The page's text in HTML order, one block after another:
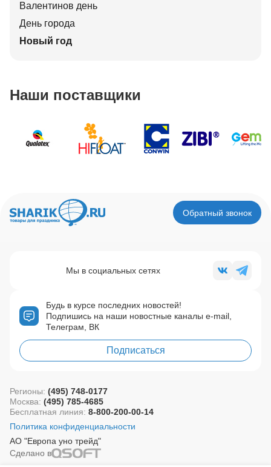
Валентинов день
День города
Новый год
Наши поставщики
Обратный звонок
Будь в курсе последних новостей!
Подпишись на наши новостные каналы e-mail,
Телеграм, ВК
Подписаться
Мы в социальных сетях
АО "Европа уно трейд"
Регионы: (495) 748-0177
Москва: (495) 785-4685
Бесплатная линия: 8-800-200-00-14
Политика конфиденциальности
Сделано в